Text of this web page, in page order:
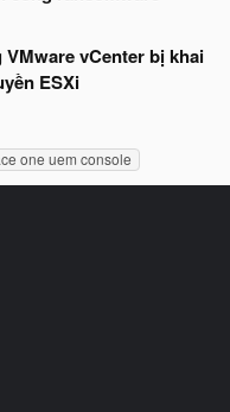
vCenter bị khai
ESXi
one uem console